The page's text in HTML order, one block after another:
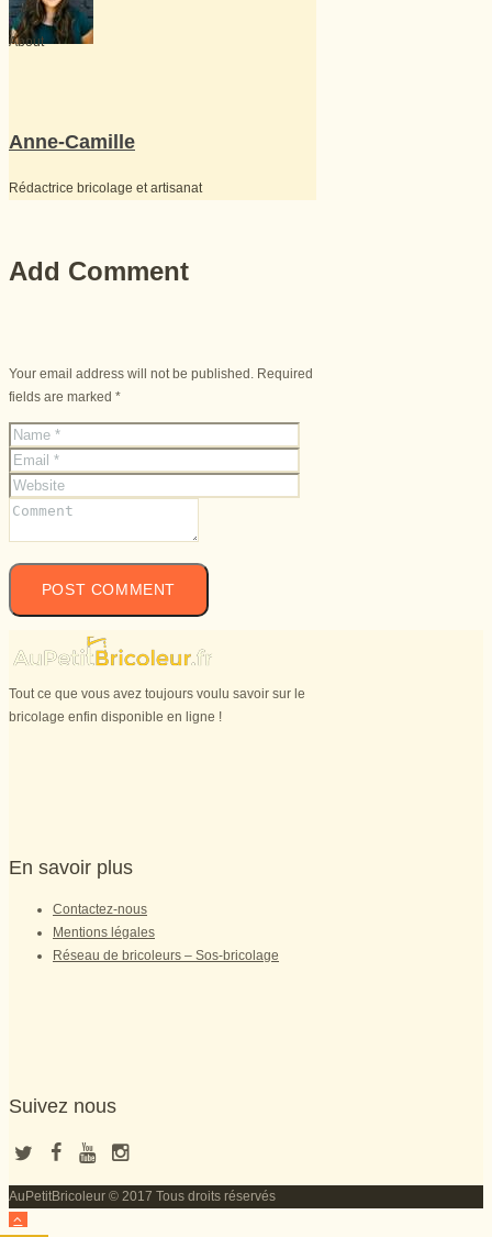
About
Anne-Camille
Rédactrice bricolage et artisanat
Add Comment
Your email address will not be published. Required
fields are marked *
Tout ce que vous avez toujours voulu savoir sur le
bricolage enfin disponible en ligne !
En savoir plus
Contactez-nous
Mentions légales
Réseau de bricoleurs – Sos-bricolage
Suivez nous
AuPetitBricoleur © 2017 Tous droits réservés